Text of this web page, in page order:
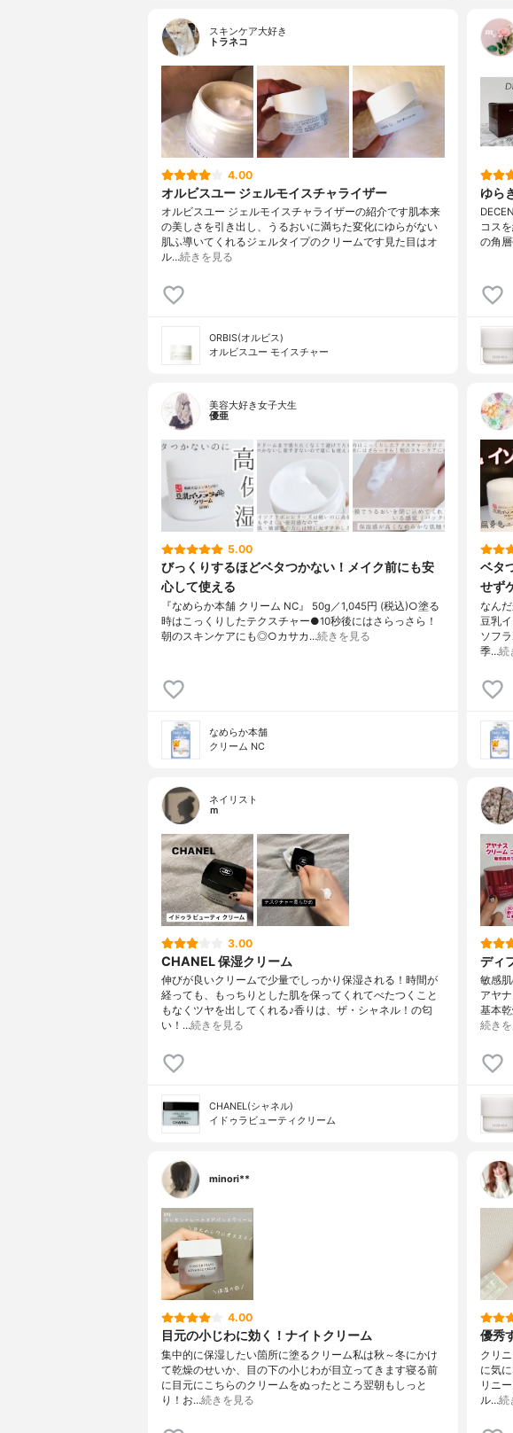
スキンケア大好き
トラネコ
4.00
オルビスユー ジェルモイスチャライザー
オルビスユー ジェルモイスチャライザーの紹介です肌本来
の美しさを引き出し、うるおいに満ちた変化にゆらがない
肌ふ導いてくれるジェルタイプのクリームです見た目はオ
ル…続きを見る
ORBIS(オルビス)
オルビスユー モイスチャー
ゆら
コス
の角
美容大好き女子大生
優亜
5.00
びっくりするほどベタつかない！メイク前にも安
心して使える
『なめらか本舗 クリーム NC』 50g／1,045円 (税込)○塗る
時はこっくりしたテクスチャー●10秒後にはさらっさら！
朝のスキンケアにも◎○カサカ…続きを見る
なめらか本舗
クリーム NC
ベタ
せず
なん
豆乳
ソフ
季…続
ネイリスト
ｍ
3.00
CHANEL 保湿クリーム
伸びが良いクリームで少量でしっかり保湿される！時間が
経っても、もっちりとした肌を保ってくれてべたつくこと
もなくツヤを出してくれる♪香りは、ザ・シャネル！の匂
い！…続きを見る
CHANEL(シャネル)
イドゥラビューティクリーム
ディ
敏感
アヤ
基本
続き
minori**
4.00
目元の小じわに効く！ナイトクリーム
集中的に保湿したい箇所に塗るクリーム私は秋～冬にかけ
て乾燥のせいか、目の下の小じわが目立ってきます寝る前
に目元にこちらのクリームをぬったところ翌朝もしっと
り！お…続きを見る
優秀
クリ
に気
リニ
ル…続